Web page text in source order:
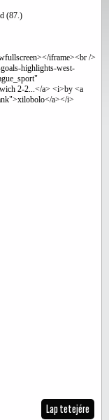
(87.)
iframe><br />
highlights-west-
2-2...</a> <i>by <a
a></i>
Lap tetejére